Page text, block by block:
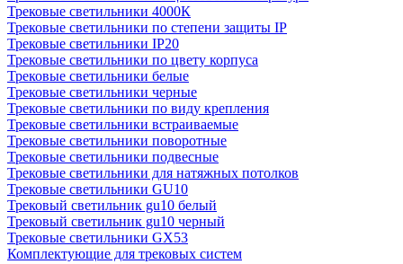
Трековые светильники 4000К
Трековые светильники по степени защиты IP
Трековые светильники IP20
Трековые светильники по цвету корпуса
Трековые светильники белые
Трековые светильники черные
Трековые светильники по виду крепления
Трековые светильники встраиваемые
Трековые светильники поворотные
Трековые светильники подвесные
Трековые светильники для натяжных потолков
Трековые светильники GU10
Трековый светильник gu10 белый
Трековый светильник gu10 черный
Трековые светильники GX53
Комплектующие для трековых систем